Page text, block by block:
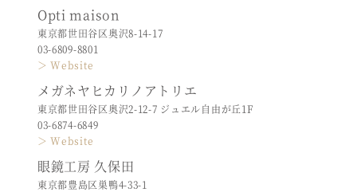
Opti maison
東京都世田谷区奥沢8-14-17
03-6809-8801
＞ Website
メガネヤヒカリノアトリエ
東京都世田谷区奥沢2-12-7 ジュエル自由が丘1F
03-6874-6849
＞ Website
眼鏡工房 久保田
東京都豊島区巣鴨4-33-1